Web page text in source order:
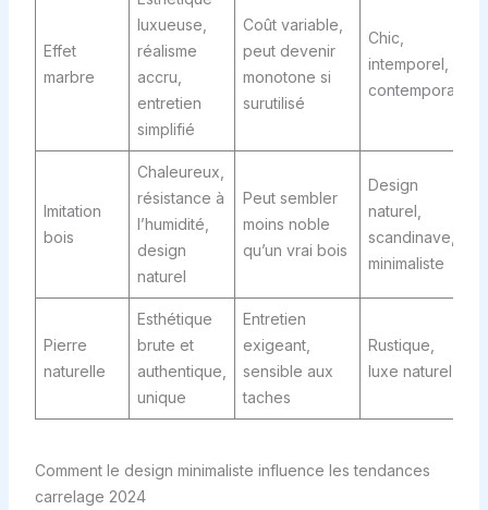
Effet
marbre
luxueuse,
réalisme
accru,
entretien
simplifié
Coût variable,
peut devenir
monotone si
surutilisé
Chic,
intemporel,
contemporain
Imitation
bois
Chaleureux,
résistance à
l’humidité,
design
naturel
Peut sembler
moins noble
qu’un vrai bois
Design
naturel,
scandinave,
minimaliste
Pierre
naturelle
Esthétique
brute et
authentique,
unique
Entretien
exigeant,
sensible aux
taches
Rustique,
luxe naturel
Comment le design minimaliste influence les tendances
carrelage 2024